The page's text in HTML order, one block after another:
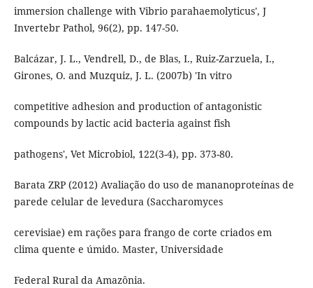
immersion challenge with Vibrio parahaemolyticus', J
Invertebr Pathol, 96(2), pp. 147-50.
Balcázar, J. L., Vendrell, D., de Blas, I., Ruiz-Zarzuela, I.,
Girones, O. and Muzquiz, J. L. (2007b) 'In vitro
competitive adhesion and production of antagonistic
compounds by lactic acid bacteria against fish
pathogens', Vet Microbiol, 122(3-4), pp. 373-80.
Barata ZRP (2012) Avaliação do uso de mananoproteínas de
parede celular de levedura (Saccharomyces
cerevisiae) em rações para frango de corte criados em
clima quente e úmido. Master, Universidade
Federal Rural da Amazônia.